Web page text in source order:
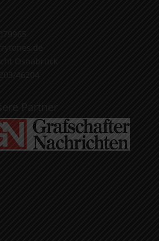
Osnabrück
46204
Partner